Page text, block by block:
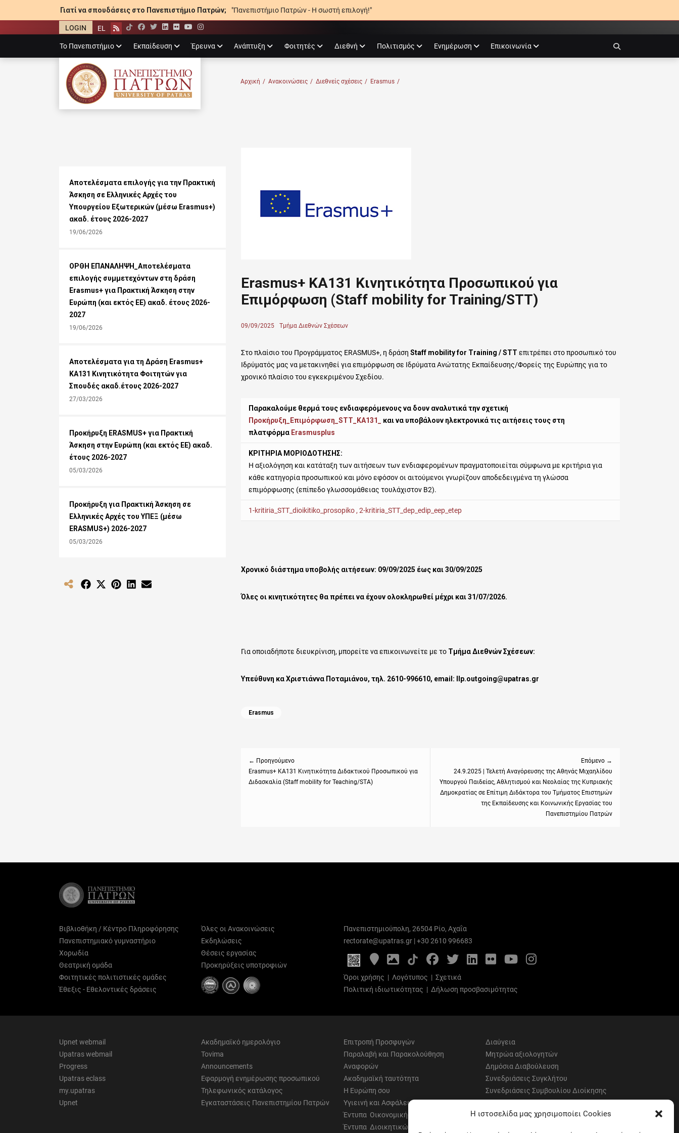
Η ιστοσελίδα μας χρησιμοποίει Cookies
Γιατί να σπουδάσεις στο Πανεπιστήμιο Πατρών; "Πανεπιστήμιο Πατρών - Η σωστή επιλογή!"
LOGIN EL Rss Facebook
Twitter
LinkedIn
Flickr
YouTube
Instagram
menu
Το Πανεπιστήμιο Εκπαίδευση Έρευνα Ανάπτυξη Φοιτητές Διεθνή Πολιτισμός Ενημέρωση Επικοινωνία
ΠΑΝΕΠΙΣΤΉΜΙΟ ΠΑΤΡΏΝ
Αρχική / Ανακοινώσεις / Διεθνείς σχέσεις / Erasmus /
Erasmus+ KA131 Κινητικότητα Προσωπικού για
Επιμόρφωση (Staff mobility for Training/STT)
Posted
09/09/2025 Author
Τμήμα Διεθνών Σχέσεων
Στο πλαίσιο του Προγράμματος ERASMUS+, η δράση Staff mobility for Training / STT επιτρέπει στο προσωπικό του
Ιδρύματός μας να μετακινηθεί για επιμόρφωση σε Ιδρύματα Ανώτατης Εκπαίδευσης/Φορείς της Ευρώπης για το
χρονικό πλαίσιο του εγκεκριμένου Σχεδίου.
Παρακαλούμε θερμά τους ενδιαφερόμενους να δουν αναλυτικά την σχετική
Προκήρυξη_Επιμόρφωση_STT_KA131_
και να υποβάλουν ηλεκτρονικά τις αιτήσεις τους στη
πλατφόρμα Erasmusplus
ΚΡΙΤΗΡΙΑ ΜΟΡΙΟΔΟΤΗΣΗΣ:
Η αξιολόγηση και κατάταξη των αιτήσεων των ενδιαφερομένων πραγματοποιείται σύμφωνα με κριτήρια για
κάθε κατηγορία προσωπικού και μόνο εφόσον οι αιτούμενοι γνωρίζουν αποδεδειγμένα τη γλώσσα
επιμόρφωσης (επίπεδο γλωσσομάθειας τουλάχιστον Β2).
1-kritiria_STT_dioikitiko_prosopiko , 2-kritiria_STT_dep_edip_eep_etep
Χρονικό διάστημα υποβολής αιτήσεων: 09/09/2025 έως και 30/09/2025
Όλες οι κινητικότητες θα πρέπει να έχουν ολοκληρωθεί μέχρι και 31/07/2026.
Για οποιαδήποτε διευκρίνιση, μπορείτε να επικοινωνείτε με το Τμήμα Διεθνών Σχέσεων:
Υπεύθυνη κα Χριστιάννα Ποταμιάνου, τηλ. 2610-996610, email: llp.outgoing@upatras.gr
Categories
Erasmus
← Προηγούμενο
Previous
post:
Erasmus+ KA131 Κινητικότητα Διδακτικού Προσωπικού για
Διδασκαλία (Staff mobility for Teaching/STA)
Επόμενο →
post:
24.9.2025 | Τελετή Αναγόρευσης της Αθηνάς Μιχαηλίδου
Υπουργού Παιδείας, Αθλητισμού και Νεολαίας της Κυπριακής
Δημοκρατίας σε Επίτιμη Διδάκτορα του Τμήματος Επιστημών
της Εκπαίδευσης και Κοινωνικής Εργασίας του
Πανεπιστημίου Πατρών
Αποτελέσματα επιλογής για την Πρακτική
Άσκηση σε Ελληνικές Αρχές του
Υπουργείου Εξωτερικών (μέσω Erasmus+)
ακαδ. έτους 2026-2027
19/06/2026
ΟΡΘΗ ΕΠΑΝΑΛΗΨΗ_Αποτελέσματα
επιλογής συμμετεχόντων στη δράση
Erasmus+ για Πρακτική Άσκηση στην
Ευρώπη (και εκτός ΕΕ) ακαδ. έτους 2026-
2027
19/06/2026
Αποτελέσματα για τη Δράση Εrasmus+
KA131 Κινητικότητα Φοιτητών για
Σπουδές ακαδ.έτους 2026-2027
27/03/2026
Προκήρυξη ERASMUS+ για Πρακτική
Άσκηση στην Ευρώπη (και εκτός ΕΕ) ακαδ.
έτους 2026-2027
05/03/2026
Προκήρυξη για Πρακτική Άσκηση σε
Ελληνικές Αρχές του ΥΠΕΞ (μέσω
ERASMUS+) 2026-2027
05/03/2026
Share Share Share Share
Βιβλιοθήκη / Κέντρο Πληροφόρησης
Πανεπιστημιακό γυμναστήριο
Χορωδία
Θεατρική ομάδα
Φοιτητικές πολιτιστικές ομάδες
Έθεξις - Εθελοντικές δράσεις
Όλες οι Ανακοινώσεις
Εκδηλώσεις
Θέσεις εργασίας
Προκηρύξεις υποτροφιών
Πανεπιστημιούπολη, 26504 Ρίο, Αχαΐα
rectorate@upatras.gr|+30 2610 996683
Google
Maps
Photo
Gallery
FacebookTwitterLinkedIn
FlickrYouTubeInstagram
Όροι χρήσης | Λογότυπος | Σχετικά
Πολιτική ιδιωτικότητας | Δήλωση προσβασιμότητας
Upnet webmail
Upatras webmail
Progress
Upatras eclass
my.upatras
Upnet
Ακαδημαϊκό ημερολόγιο
Tovima
Announcements
Εφαρμογή ενημέρωσης προσωπικού
Τηλεφωνικός κατάλογος
Εγκαταστάσεις Πανεπιστημίου Πατρών
Επιτροπή Προσφυγών
Παραλαβή και Παρακολούθηση
Αναφορών
Ακαδημαϊκή ταυτότητα
Η Ευρώπη σου
Υγιεινή και Ασφάλεια
Έντυπα Οικονομικής Υπηρεσίας
Έντυπα Διοικητικών Υπηρεσιών
Διαύγεια
Μητρώα αξιολογητών
Δημόσια Διαβούλευση
Συνεδριάσεις Συγκλήτου
Συνεδριάσεις Συμβουλίου Διοίκησης